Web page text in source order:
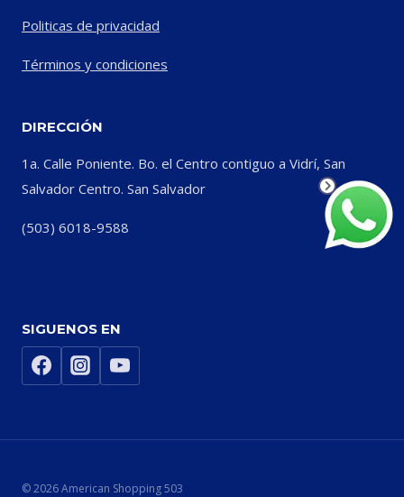
Politicas de privacidad
Términos y condiciones
DIRECCIÓN
1a. Calle Poniente. Bo. el Centro contiguo a Vidrí, San
Salvador Centro. San Salvador
(503) 6018-9588
SIGUENOS EN
© 2026 American Shopping 503